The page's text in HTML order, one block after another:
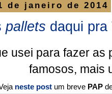
de janeiro de 2014
pallets daqui pra
usei para fazer as
famosos, mais
neste post um breve PAP